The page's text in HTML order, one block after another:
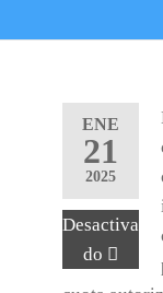
ENE
21
2025
Desactiva
do